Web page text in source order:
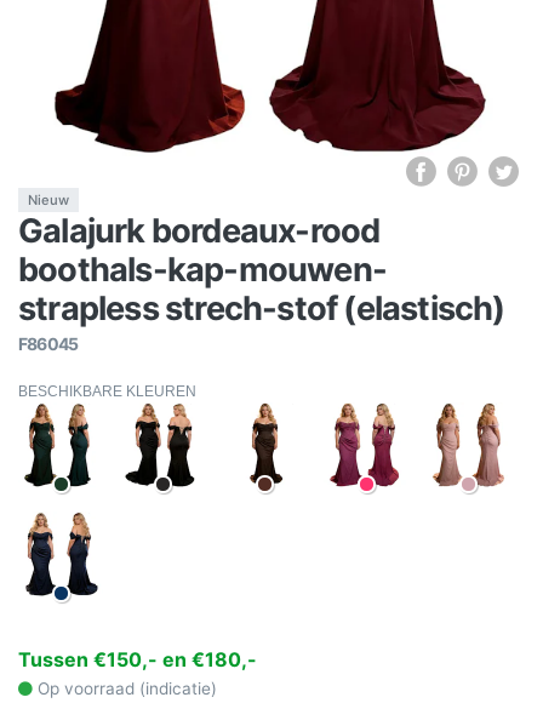
Nieuw
Galajurk bordeaux-rood
boothals-kap-mouwen-
strapless strech-stof (elastisch)
F86045
BESCHIKBARE KLEUREN
Tussen €150,- en €180,-
Op voorraad (indicatie)